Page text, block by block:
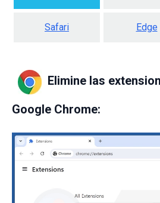
Safari Edge
Elimine las
Google Chrome: